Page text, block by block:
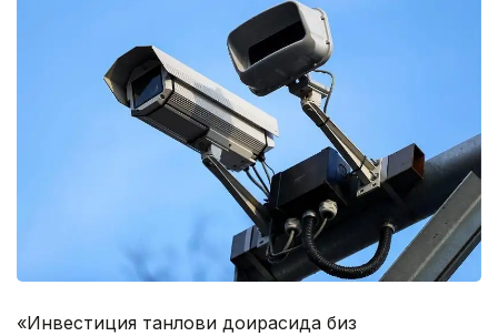
«Инвестиция танлови доирасида биз